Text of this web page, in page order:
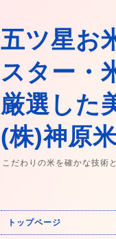
五ツ星お
スター・
厳選した
(株)神原
こだわりの米を確かな技術
トップページ